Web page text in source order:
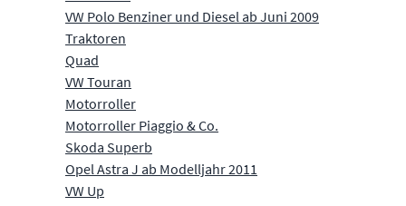
VW Polo Benziner und Diesel ab Juni 2009
Traktoren
Quad
VW Touran
Motorroller
Motorroller Piaggio & Co.
Skoda Superb
Opel Astra J ab Modelljahr 2011
VW Up